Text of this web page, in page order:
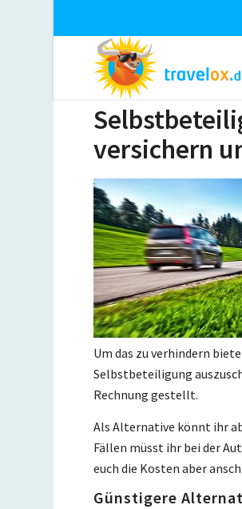
versichern
Um das zu verhindern
Selbstbeteiligung
Rechnung gestellt.
Als Alternative könnt ihr
Fällen müsst ihr bei der
euch die Kosten aber
Günstigere